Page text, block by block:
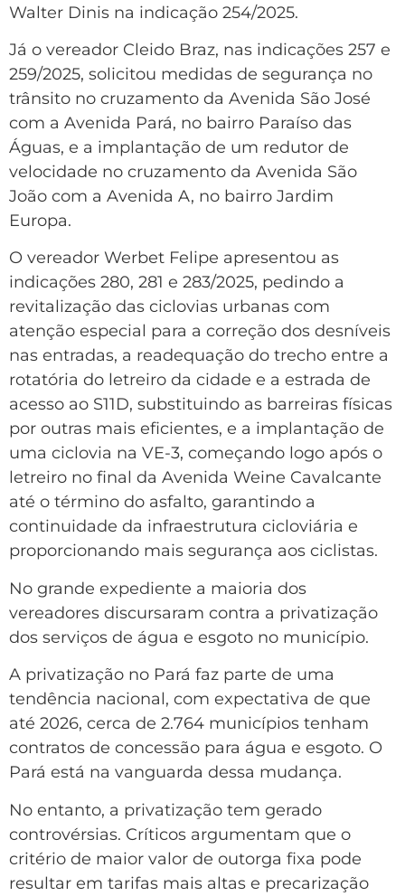
Walter Dinis na indicação 254/2025.
Já o vereador Cleido Braz, nas indicações 257 e
259/2025, solicitou medidas de segurança no
trânsito no cruzamento da Avenida São José
com a Avenida Pará, no bairro Paraíso das
Águas, e a implantação de um redutor de
velocidade no cruzamento da Avenida São
João com a Avenida A, no bairro Jardim
Europa.
O vereador Werbet Felipe apresentou as
indicações 280, 281 e 283/2025, pedindo a
revitalização das ciclovias urbanas com
atenção especial para a correção dos desníveis
nas entradas, a readequação do trecho entre a
rotatória do letreiro da cidade e a estrada de
acesso ao S11D, substituindo as barreiras físicas
por outras mais eficientes, e a implantação de
uma ciclovia na VE-3, começando logo após o
letreiro no final da Avenida Weine Cavalcante
até o término do asfalto, garantindo a
continuidade da infraestrutura cicloviária e
proporcionando mais segurança aos ciclistas.
No grande expediente a maioria dos
vereadores discursaram contra a privatização
dos serviços de água e esgoto no município.
A privatização no Pará faz parte de uma
tendência nacional, com expectativa de que
até 2026, cerca de 2.764 municípios tenham
contratos de concessão para água e esgoto. O
Pará está na vanguarda dessa mudança.
No entanto, a privatização tem gerado
controvérsias. Críticos argumentam que o
critério de maior valor de outorga fixa pode
resultar em tarifas mais altas e precarização